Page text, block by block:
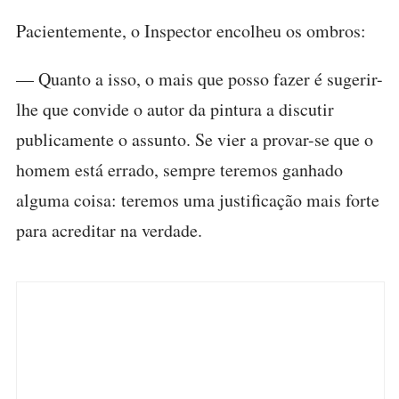
Pacientemente, o Inspector encolheu os ombros:
— Quanto a isso, o mais que posso fazer é sugerir-
lhe que convide o autor da pintura a discutir
publicamente o assunto. Se vier a provar-se que o
homem está errado, sempre teremos ganhado
alguma coisa: teremos uma justificação mais forte
para acreditar na verdade.